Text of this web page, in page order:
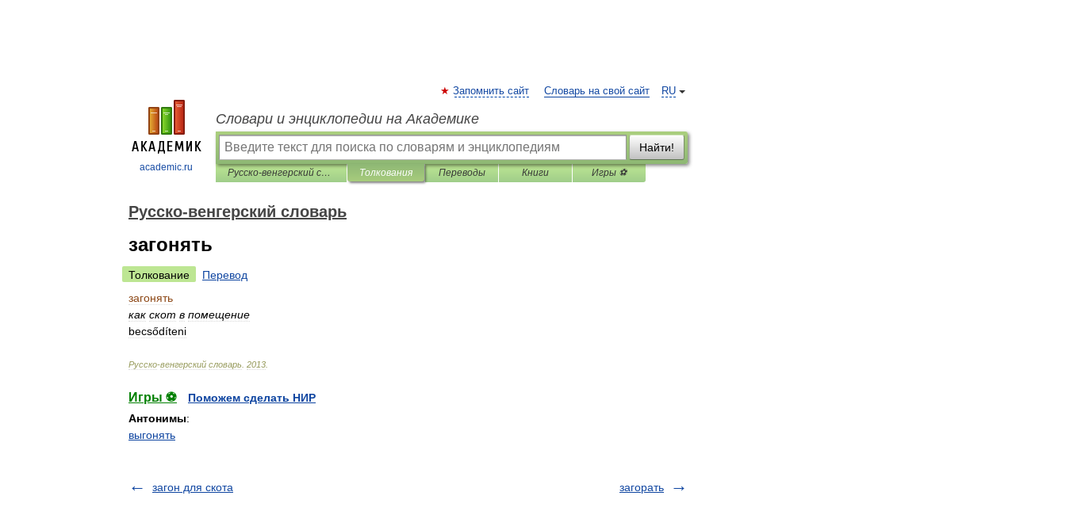
academic.ru
RU
Запомнить сайт Словарь на свой сайт
Словари и энциклопедии на Академике
Найти!
Русско-венгерский словарь Толкования Переводы Книги Игры ⚽
Русско-венгерский словарь
загонять
Толкование
Перевод
загонять
как скот в помещение
becsődíteni
Русско-венгерский словарь 2013
Игры ⚽
Поможем сделать НИР
Антонимы:
выгонять
загон для скота загорать